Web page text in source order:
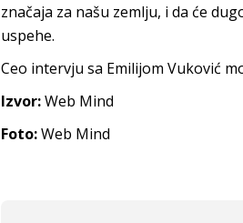
značaja za našu zemlju, i da će
uspehe.
Ceo intervju sa Emilijom Vuković
Izvor:Web Mind
Foto:Web Mind